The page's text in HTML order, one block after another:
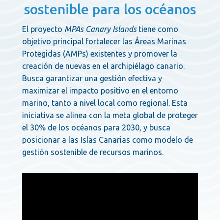
sostenible para los océanos
El proyecto MPAs Canary Islands tiene como
objetivo principal fortalecer las Áreas Marinas
Protegidas (AMPs) existentes y promover la
creación de nuevas en el archipiélago canario.
Busca garantizar una gestión efectiva y
maximizar el impacto positivo en el entorno
marino, tanto a nivel local como regional. Esta
iniciativa se alinea con la meta global de proteger
el 30% de los océanos para 2030, y busca
posicionar a las Islas Canarias como modelo de
gestión sostenible de recursos marinos.